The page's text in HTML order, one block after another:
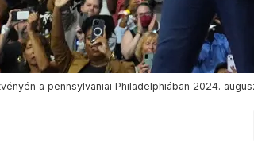
a pennsylvaniai Philadelphiában 2024.